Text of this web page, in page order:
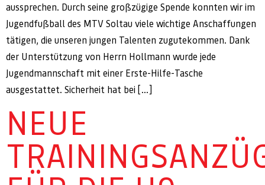
aussprechen. Durch seine großzügige Spende konnten wir im
Jugendfußball des MTV Soltau viele wichtige Anschaffungen
tätigen, die unseren jungen Talenten zugutekommen. Dank
der Unterstützung von Herrn Hollmann wurde jede
Jugendmannschaft mit einer Erste-Hilfe-Tasche
ausgestattet. Sicherheit hat bei […]
NEUE